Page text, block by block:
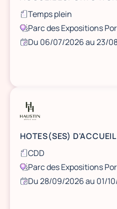
Temps plein
Parc des Expositions
Du 06/07/2026 au 23/
CDD
Parc des Expositions
Du 28/09/2026 au 01/